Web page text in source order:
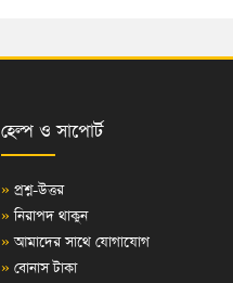
হেল্প ও সাপোর্ট
» প্রশ্ন-উত্তর
» নিরাপদ থাকুন
» আমাদের সাথে যোগাযোগ
» বোনাস টাকা